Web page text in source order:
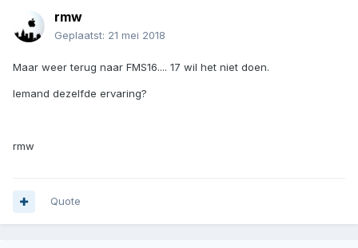
rmw
Geplaatst: 21 mei 2018
Maar weer terug naar FMS16.... 17 wil het niet doen.
Iemand dezelfde ervaring?
rmw
Quote